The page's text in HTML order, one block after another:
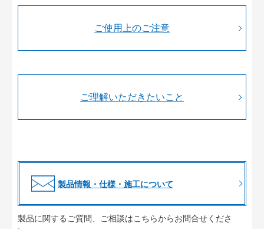
ご使用上のご注意
ご理解いただきたいこと
製品情報・仕様・施工について
製品に関するご質問、ご相談はこちらからお問合せくださ